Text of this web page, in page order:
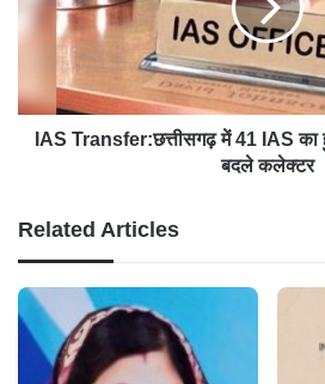
IAS Transfer:छत्तीसगढ़ में 41 IAS
बदले कलेक्टर
Related Articles